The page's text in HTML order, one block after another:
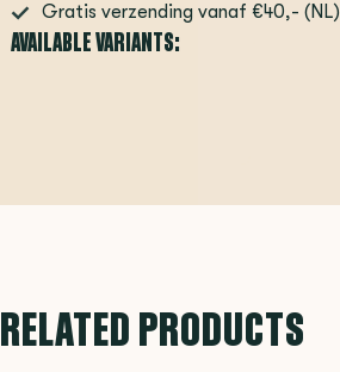
Gratis verzending vanaf €40,- (NL)
AVAILABLE VARIANTS:
RELATED PRODUCTS